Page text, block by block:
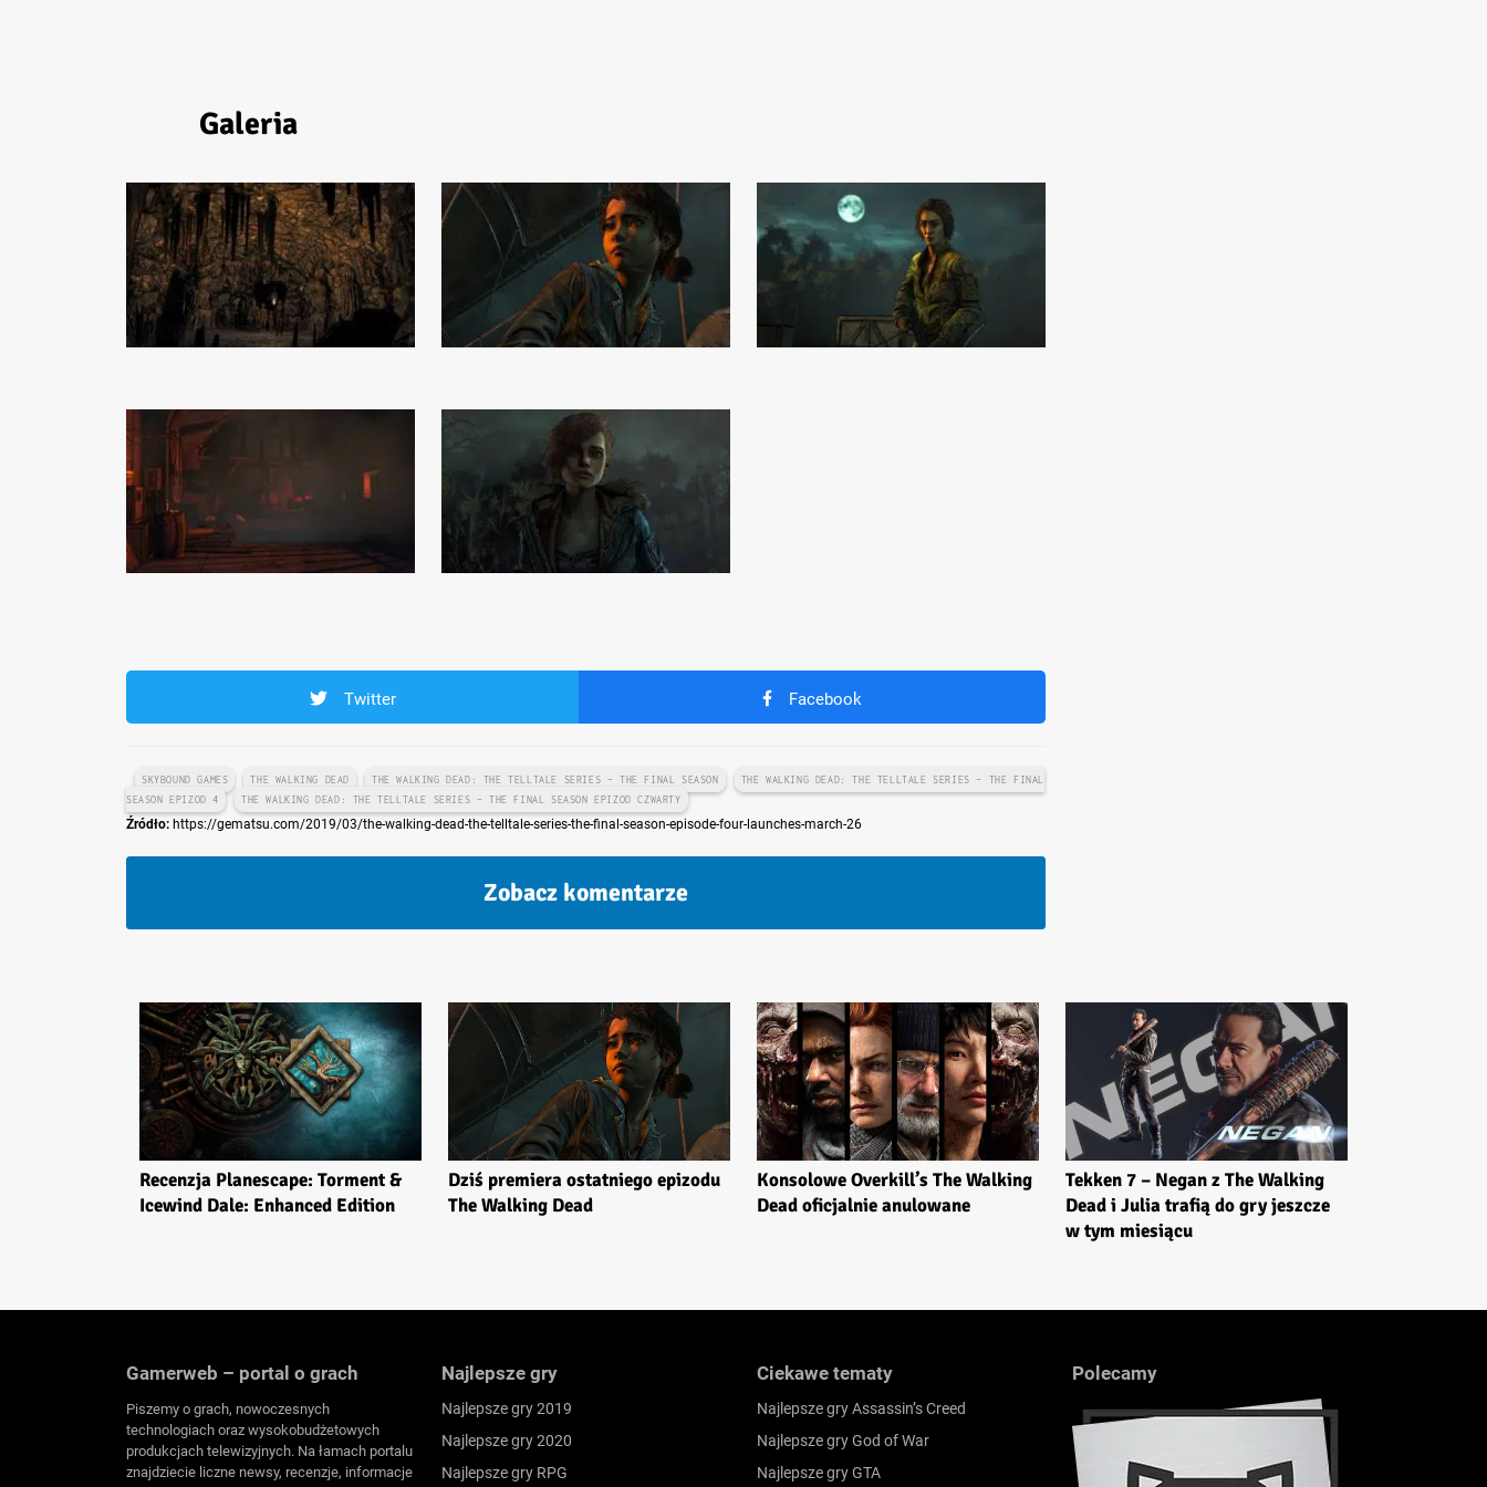
Galeria
Twitter Facebook
SKYBOUND GAMES THE WALKING DEAD THE WALKING DEAD: THE TELLTALE SERIES – THE FINAL SEASON
THE WALKING DEAD: THE TELLTALE SERIES – THE FINAL
SEASON EPIZOD 4
THE WALKING DEAD: THE TELLTALE SERIES – THE FINAL SEASON EPIZOD CZWARTY
Źródło: https://gematsu.com/2019/03/the-walking-dead-the-telltale-series-the-final-season-episode-four-launches-march-26
Zobacz komentarze
Recenzja Planescape: Torment &
Icewind Dale: Enhanced Edition
Dziś premiera ostatniego epizodu
The Walking Dead
Konsolowe Overkill’s The Walking
Dead oficjalnie anulowane
Tekken 7 – Negan z The Walking
Dead i Julia trafią do gry jeszcze
w tym miesiącu
Gamerweb – portal o grach
Piszemy o grach, nowoczesnych
technologiach oraz wysokobudżetowych
produkcjach telewizyjnych. Na łamach portalu
znajdziecie liczne newsy, recenzje, informacje
Najlepsze gry
Najlepsze gry 2019
Najlepsze gry 2020
Najlepsze gry RPG
Ciekawe tematy
Najlepsze gry Assassin’s Creed
Najlepsze gry God of War
Najlepsze gry GTA
Polecamy